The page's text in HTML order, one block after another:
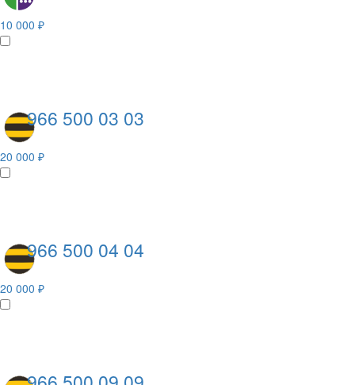
10 000 ₽
966 500 03 03
20 000 ₽
966 500 04 04
20 000 ₽